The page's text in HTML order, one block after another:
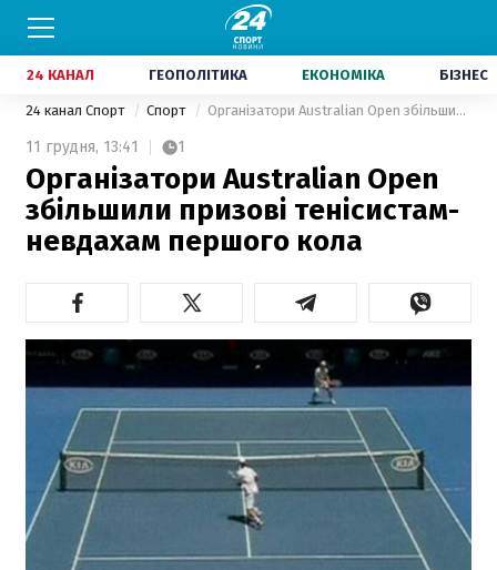
24 КАНАЛ ГЕОПОЛІТИКА ЕКОНОМІКА БІЗНЕС
24 канал Спорт Спорт Організатори Australian Open збільшили призові тенісистам-невдахам першого кола
11 грудня, 13:41 1
Організатори Australian Open
збільшили призові тенісистам-
невдахам першого кола